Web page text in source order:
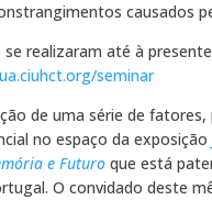
causados
se realizaram até à
seminar
de uma série de
no espaço da exposição
e Futuro que está
O convidado deste